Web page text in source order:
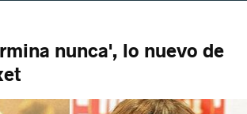
nunca', lo nuevo de